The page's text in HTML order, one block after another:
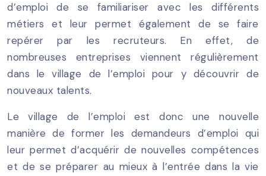
d’emploi de se familiariser avec les différents
métiers et leur permet également de se faire
repérer par les recruteurs. En effet, de
nombreuses entreprises viennent régulièrement
dans le village de l’emploi pour y découvrir de
nouveaux talents.
Le village de l’emploi est donc une nouvelle
manière de former les demandeurs d’emploi qui
leur permet d’acquérir de nouvelles compétences
et de se préparer au mieux à l’entrée dans la vie